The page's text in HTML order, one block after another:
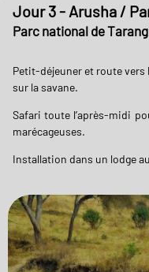
Jour 3 - Arusha /
Parc national de
Petit-déjeuner et route vers
sur la savane.
Safari toute l’après-midi
marécageuses.
Installation dans un lodge